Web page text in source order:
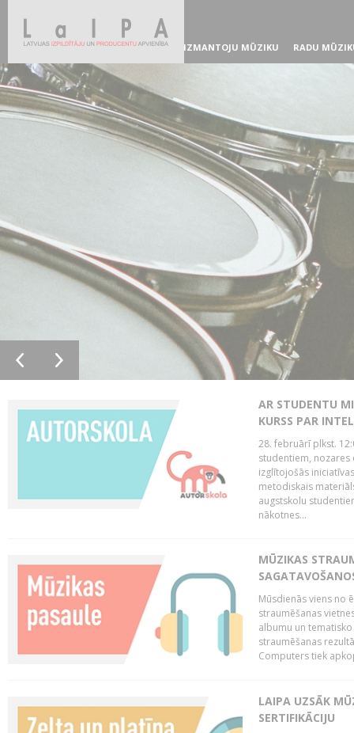
IZMANTOJU MŪZIKU RADU
AR STUDENTU
KURSS PAR
28. februārī plkst.
studentiem,
izglītojošās
metodiskais
augstskolu
nākotnes...
MŪZIKAS
Mūsdienās viens no
straumēšanas
albumu un
straumēšanas
Computers tiek
LAIPA UZSĀK
SERTIFIKĀCIJU